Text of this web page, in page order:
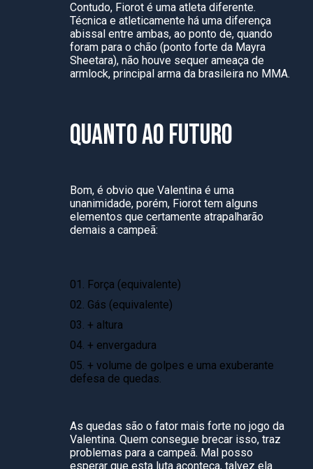
Contudo, Fiorot é uma atleta diferente.
Técnica e atleticamente há uma diferença
abissal entre ambas, ao ponto de, quando
foram para o chão (ponto forte da Mayra
Sheetara), não houve sequer ameaça de
armlock, principal arma da brasileira no MMA.
QUANTO AO FUTURO
Bom, é obvio que Valentina é uma
unanimidade, porém, Fiorot tem alguns
elementos que certamente atrapalharão
demais a campeã:
Força (equivalente)
Gás (equivalente)
+ altura
+ envergadura
+ volume de golpes e uma exuberante
defesa de quedas.
As quedas são o fator mais forte no jogo da
Valentina. Quem consegue brecar isso, traz
problemas para a campeã. Mal posso
esperar que esta luta aconteça, talvez ela